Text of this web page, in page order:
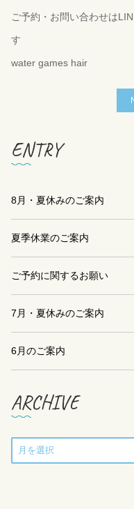
ご予約・お問い合わせは
す
water games hair
ENTRY
8月・夏休みのご案内
夏季休業のご案内
ご予約に関するお願い
7月・夏休みのご案内
6月のご案内
ARCHIVE